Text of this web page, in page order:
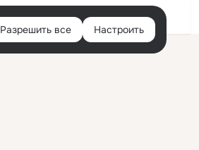
Войти
Разрешить все Настроить